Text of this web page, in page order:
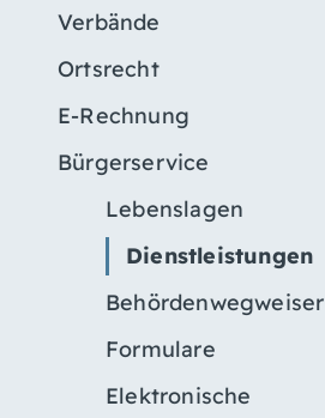
Verbände
Ortsrecht
E-Rechnung
Bürgerservice
Lebenslagen
Dienstleistungen
Behördenwegweiser
Formulare
Elektronische